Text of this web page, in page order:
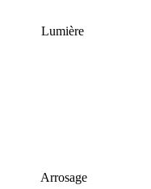
Lumière
Arrosage